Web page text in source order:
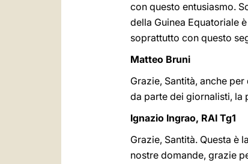
con questo entusiasmo.
della Guinea Equatoriale
soprattutto con questo
Matteo Bruni
Grazie, Santità, anche
da parte dei giornalisti, la
Ignazio Ingrao, RAI Tg1
Grazie, Santità. Questa è
nostre domande, grazie